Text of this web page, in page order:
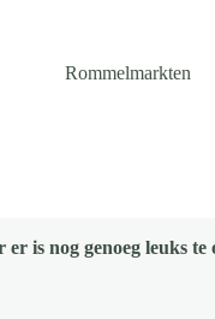
Rommelmarkten
er is nog genoeg leuks